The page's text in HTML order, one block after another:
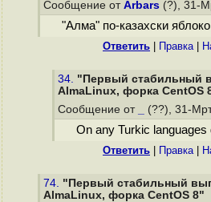
Сообщение от Arbars (?), 31-
"Алма" по-казахски
Ответить Правка|
34. "Первый стабильный
AlmaLinux, форка CentOS
Сообщение от
(??), 31-
On any Turkic languages
Ответить Правка|
74. "Первый стабильный
AlmaLinux, форка CentOS 8"